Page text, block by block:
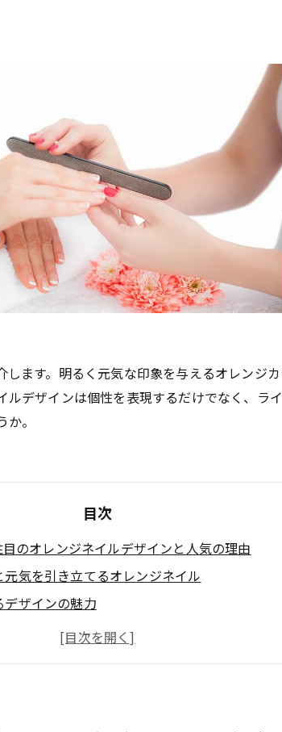
ます。明るく元気な印象を与えるオレンジ
デザインは個性を表現するだけでなく、ラ
。
目次
のオレンジネイルデザインと人気の理由
元気を引き立てるオレンジネイル
デザインの魅力
カラーが持つ心理的効果